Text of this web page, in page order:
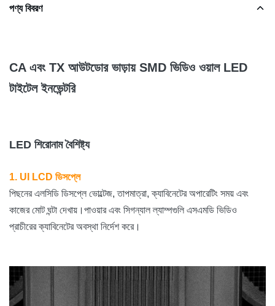
পণ্য বিবরণ
CA এবং TX আউটডোর ভাড়ায় SMD ভিডিও ওয়াল LED
টাইটেল ইনভেন্টরি
LED শিরোনাম বৈশিষ্ট্য
1. UI LCD ডিসপ্লে
পিছনের এলসিডি ডিসপ্লে ভোল্টেজ, তাপমাত্রা, ক্যাবিনেটের অপারেটিং সময় এবং
কাজের মোট ঘন্টা দেখায়।পাওয়ার এবং সিগন্যাল ল্যাম্পগুলি এসএমডি ভিডিও
প্রাচীরের ক্যাবিনেটের অবস্থা নির্দেশ করে।